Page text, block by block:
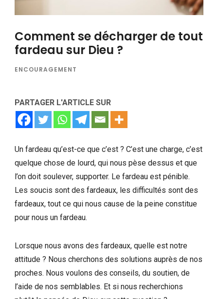
Comment se décharger de tout
fardeau sur Dieu ?
ENCOURAGEMENT
PARTAGER L'ARTICLE SUR
Un fardeau qu’est-ce que c’est ? C’est une charge, c’est
quelque chose de lourd, qui nous pèse dessus et que
l’on doit soulever, supporter. Le fardeau est pénible.
Les soucis sont des fardeaux, les difficultés sont des
fardeaux, tout ce qui nous cause de la peine constitue
pour nous un fardeau.
Lorsque nous avons des fardeaux, quelle est notre
attitude ? Nous cherchons des solutions auprès de nos
proches. Nous voulons des conseils, du soutien, de
l’aide de nos semblables. Et si nous recherchions